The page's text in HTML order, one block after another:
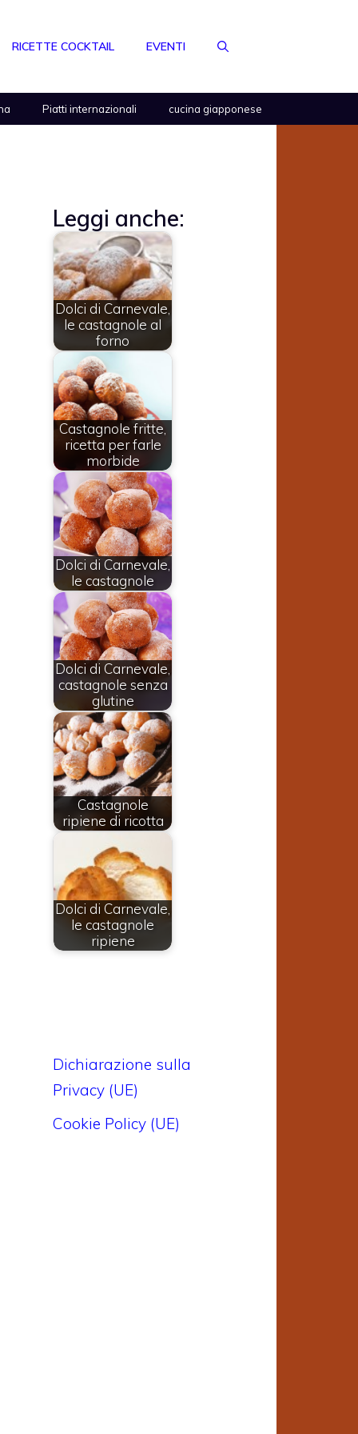
RICETTE COCKTAIL EVENTI
Piatti internazionali cucina giapponese
Leggi anche:
Dolci di Carnevale,
le castagnole al
forno
Castagnole fritte,
ricetta per farle
morbide
Dolci di Carnevale,
le castagnole
Dolci di Carnevale,
castagnole senza
glutine
Castagnole
ripiene di ricotta
Dolci di Carnevale,
le castagnole
ripiene
Dichiarazione sulla
Privacy (UE)
Cookie Policy (UE)